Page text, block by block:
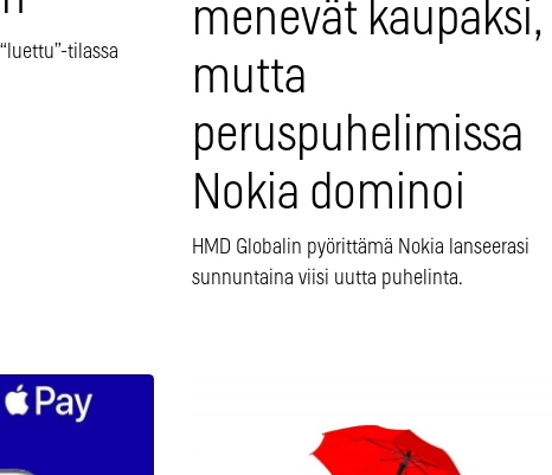
tilassa
menevät kaupaksi,
mutta
peruspuhelimissa
Nokia dominoi
HMD Globalin pyörittämä Nokia lanseerasi
sunnuntaina viisi uutta puhelinta.